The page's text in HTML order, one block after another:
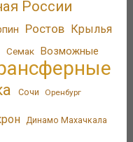
России
Ростов Крылья
Семак Возможные
Сочи Оренбург
Динамо Махачкала